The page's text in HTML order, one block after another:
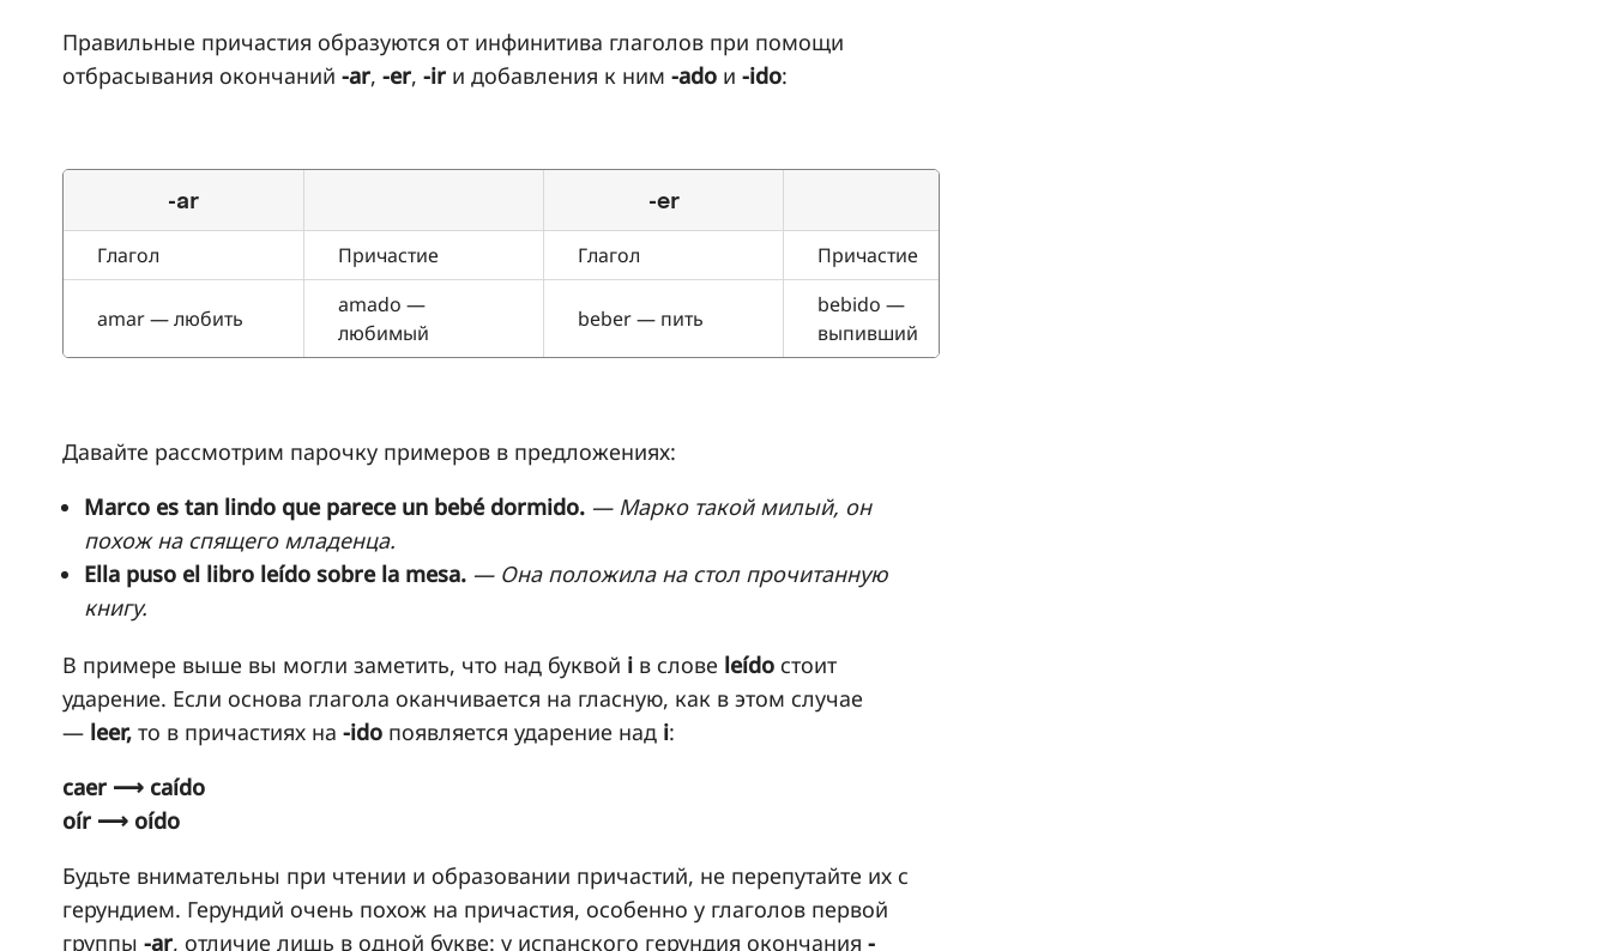
Правильные причастия образуются от инфинитива глаголов при помощи
отбрасывания окончаний -ar, -er, -ir и добавления к ним -ado и -ido:
-ar -er
Глагол Причастие Глагол Причастие
amar — любить
amado —
любимый
beber — пить
bebido —
выпивший
Давайте рассмотрим парочку примеров в предложениях:
Marco es tan lindo que parece un bebé dormido. — Марко такой милый, он
похож на спящего младенца.
Ella puso el libro leído sobre la mesa. — Она положила на стол прочитанную
книгу.
В примере выше вы могли заметить, что над буквой i в слове leído стоит
ударение. Если основа глагола оканчивается на гласную, как в этом случае
— leer, то в причастиях на -ido появляется ударение над i:
caer ⟶ caído
oír ⟶ oído
Будьте внимательны при чтении и образовании причастий, не перепутайте их с
герундием. Герундий очень похож на причастия, особенно у глаголов первой
группы -ar, отличие лишь в одной букве: у испанского герундия окончания -